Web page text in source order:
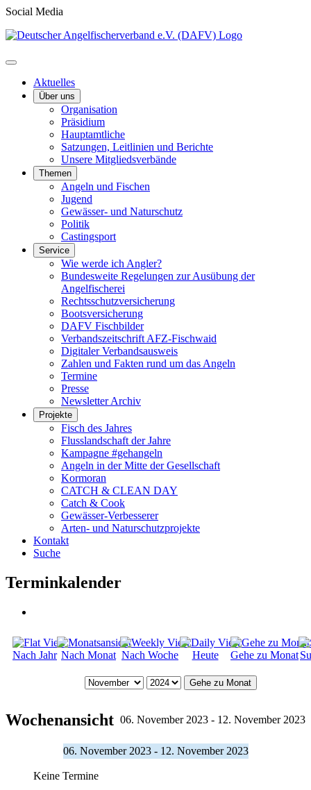
Social Media
Aktuelles
Über uns
Organisation
Präsidium
Hauptamtliche
Satzungen, Leitlinien und Berichte
Unsere Mitgliedsverbände
Themen
Angeln und Fischen
Jugend
Gewässer- und Naturschutz
Politik
Castingsport
Service
Wie werde ich Angler?
Bundesweite Regelungen zur Ausübung der
Angelfischerei
Rechtsschutzversicherung
Bootsversicherung
DAFV Fischbilder
Verbandszeitschrift AFZ-Fischwaid
Digitaler Verbandsausweis
Zahlen und Fakten rund um das Angeln
Termine
Presse
Newsletter Archiv
Projekte
Fisch des Jahres
Flusslandschaft der Jahre
Kampagne #gehangeln
Angeln in der Mitte der Gesellschaft
Kormoran
CATCH & CLEAN DAY
Catch & Cook
Gewässer-Verbesserer
Arten- und Naturschutzprojekte
Kontakt
Suche
Terminkalender
Nach Jahr Nach Monat Nach Woche Heute Gehe zu Monat
Gehe zu Monat
Wochenansicht 06. November 2023 - 12. November 2023
06. November 2023 - 12. November 2023
Keine Termine